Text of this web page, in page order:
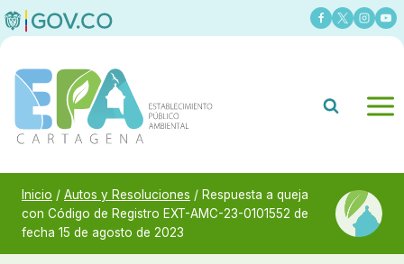
Saltar
al
Inicio / Autos y Resoluciones / Respuesta a queja
con Código de Registro EXT-AMC-23-0101552 de
fecha 15 de agosto de 2023